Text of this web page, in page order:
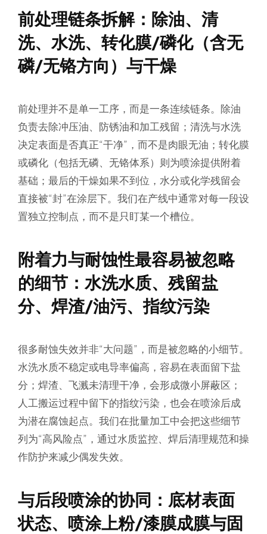
前处理链条拆解：除油、清
洗、水洗、转化膜/磷化（含无
磷/无铬方向）与干燥
前处理并不是单一工序，而是一条连续链条。除油
负责去除冲压油、防锈油和加工残留；清洗与水洗
决定表面是否真正“干净”，而不是肉眼无油；转化膜
或磷化（包括无磷、无铬体系）则为喷涂提供附着
基础；最后的干燥如果不到位，水分或化学残留会
直接被“封”在涂层下。我们在产线中通常对每一段设
置独立控制点，而不是只盯某一个槽位。
附着力与耐蚀性最容易被忽略
的细节：水洗水质、残留盐
分、焊渣/油污、指纹污染
很多耐蚀失效并非“大问题”，而是被忽略的小细节。
水洗水质不稳定或电导率偏高，容易在表面留下盐
分；焊渣、飞溅未清理干净，会形成微小屏蔽区；
人工搬运过程中留下的指纹污染，也会在喷涂后成
为潜在腐蚀起点。我们在批量加工中会把这些细节
列为“高风险点”，通过水质监控、焊后清理规范和操
作防护来减少偶发失效。
与后段喷涂的协同：底材表面
状态、喷涂上粉/漆膜成膜与固